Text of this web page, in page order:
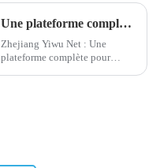
Une plateforme complète pour promouvoir le développement du commerce électronique sur le marché des petites matières premières
Zhejiang Yiwu Net : Une
plateforme complète pour